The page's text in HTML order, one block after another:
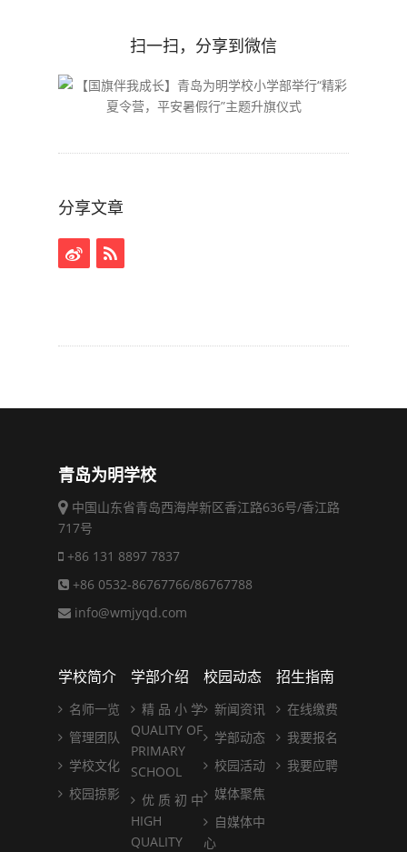
扫一扫，分享到微信
分享文章
青岛为明学校
中国山东省青岛西海岸新区香江路636号/香江路
717号
+86 131 8897 7837
+86 0532-86767766/86767788
info@wmjyqd.com
学校简介
名师一览
管理团队
学校文化
校园掠影
学部介绍
精 品 小 学
QUALITY OF
PRIMARY
SCHOOL
优 质 初 中
HIGH
QUALITY
校园动态
新闻资讯
学部动态
校园活动
媒体聚焦
自媒体中
心
招生指南
在线缴费
我要报名
我要应聘